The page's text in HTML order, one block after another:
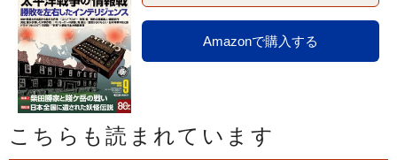
Amazonで購入する
こちらも読まれています